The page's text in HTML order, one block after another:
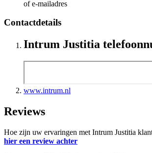
of e-mailadres
Contactdetails
Intrum Justitia
www.intrum.nl
Reviews
Hoe zijn uw ervaringen met Intrum Justitia
hier een review achter